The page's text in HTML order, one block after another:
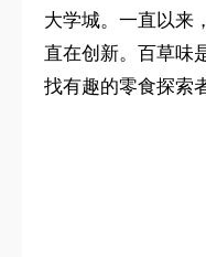
大学城。一直以来
直在创新。百草味
找有趣的零食探索